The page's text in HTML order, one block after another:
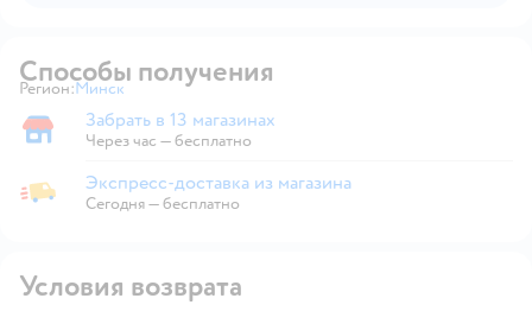
Способы получения
Регион: Выбор адреса доставки.
Минск
Забрать в магазине
Забрать в 13 магазинах
Через час — бесплатно
Экспресс-доставка из магазина
Экспресс-доставка из магазина
Сегодня—бесплатно
Условия возврата